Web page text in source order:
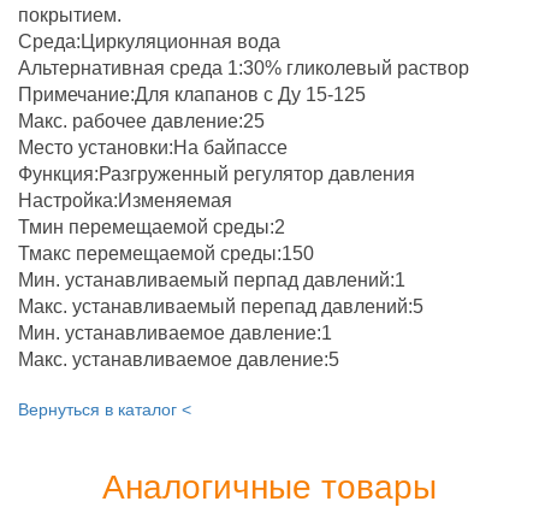
покрытием.
Среда:Циркуляционная вода
Альтернативная среда 1:30% гликолевый раствор
Примечание:Для клапанов с Ду 15-125
Макс. рабочее давление:25
Место установки:На байпассе
Функция:Разгруженный регулятор давления
Настройка:Изменяемая
Тмин перемещаемой среды:2
Тмакс перемещаемой среды:150
Мин. устанавливаемый перпад давлений:1
Макс. устанавливаемый перепад давлений:5
Мин. устанавливаемое давление:1
Макс. устанавливаемое давление:5
Вернуться в каталог <
Аналогичные товары